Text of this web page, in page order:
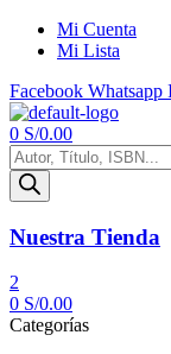
Mi Cuenta
Mi Lista
Facebook Whatsapp
Menú
0 S/0.00
Búsqueda
de
productos
Nuestra Tienda
2
0 S/0.00
Categorías